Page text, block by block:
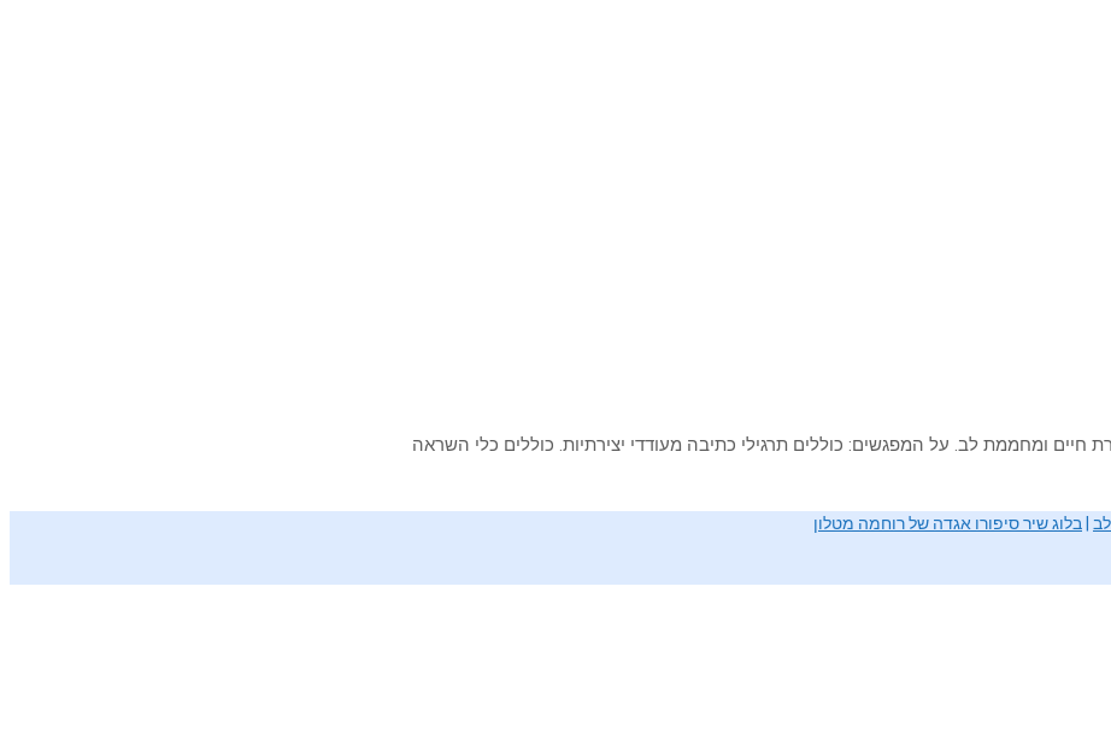
ומחממת לב. על המפגשים: כוללים תרגילי כתיבה מעודדי יצירתיות. כוללים כלי השראה
בלוג שיר סיפורו אגדה של רוחמה מטלון